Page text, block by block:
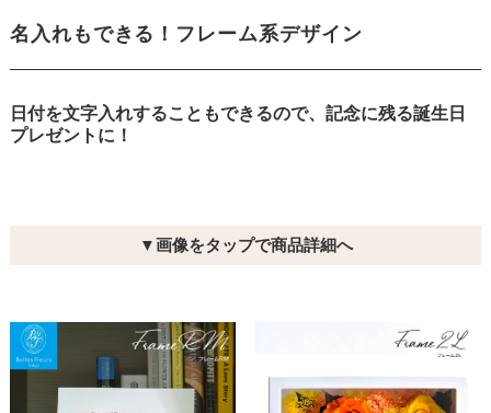
名入れもできる！フレーム系デザイン
日付を文字入れすることもできるので、記念に残る誕生日
プレゼントに！
▼画像をタップで商品詳細へ